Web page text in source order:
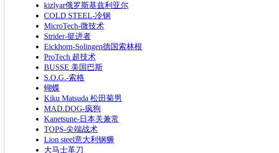
kizlyar俄罗斯基兹利亚尔
COLD STEEL-冷钢
MicroTech-微技术
Strider-挺进者
Eickhorn-Solingen德国索林根
ProTech 超技术
BUSSE 美国巴斯
S.O.G.-索格
蝴蝶
Kiku Matsuda 松田菊男
MAD.DOG-疯狗
Kanetsune-日本关兼常
TOPS-尖端战术
Lion steel意大利钢狮
大马士革刀